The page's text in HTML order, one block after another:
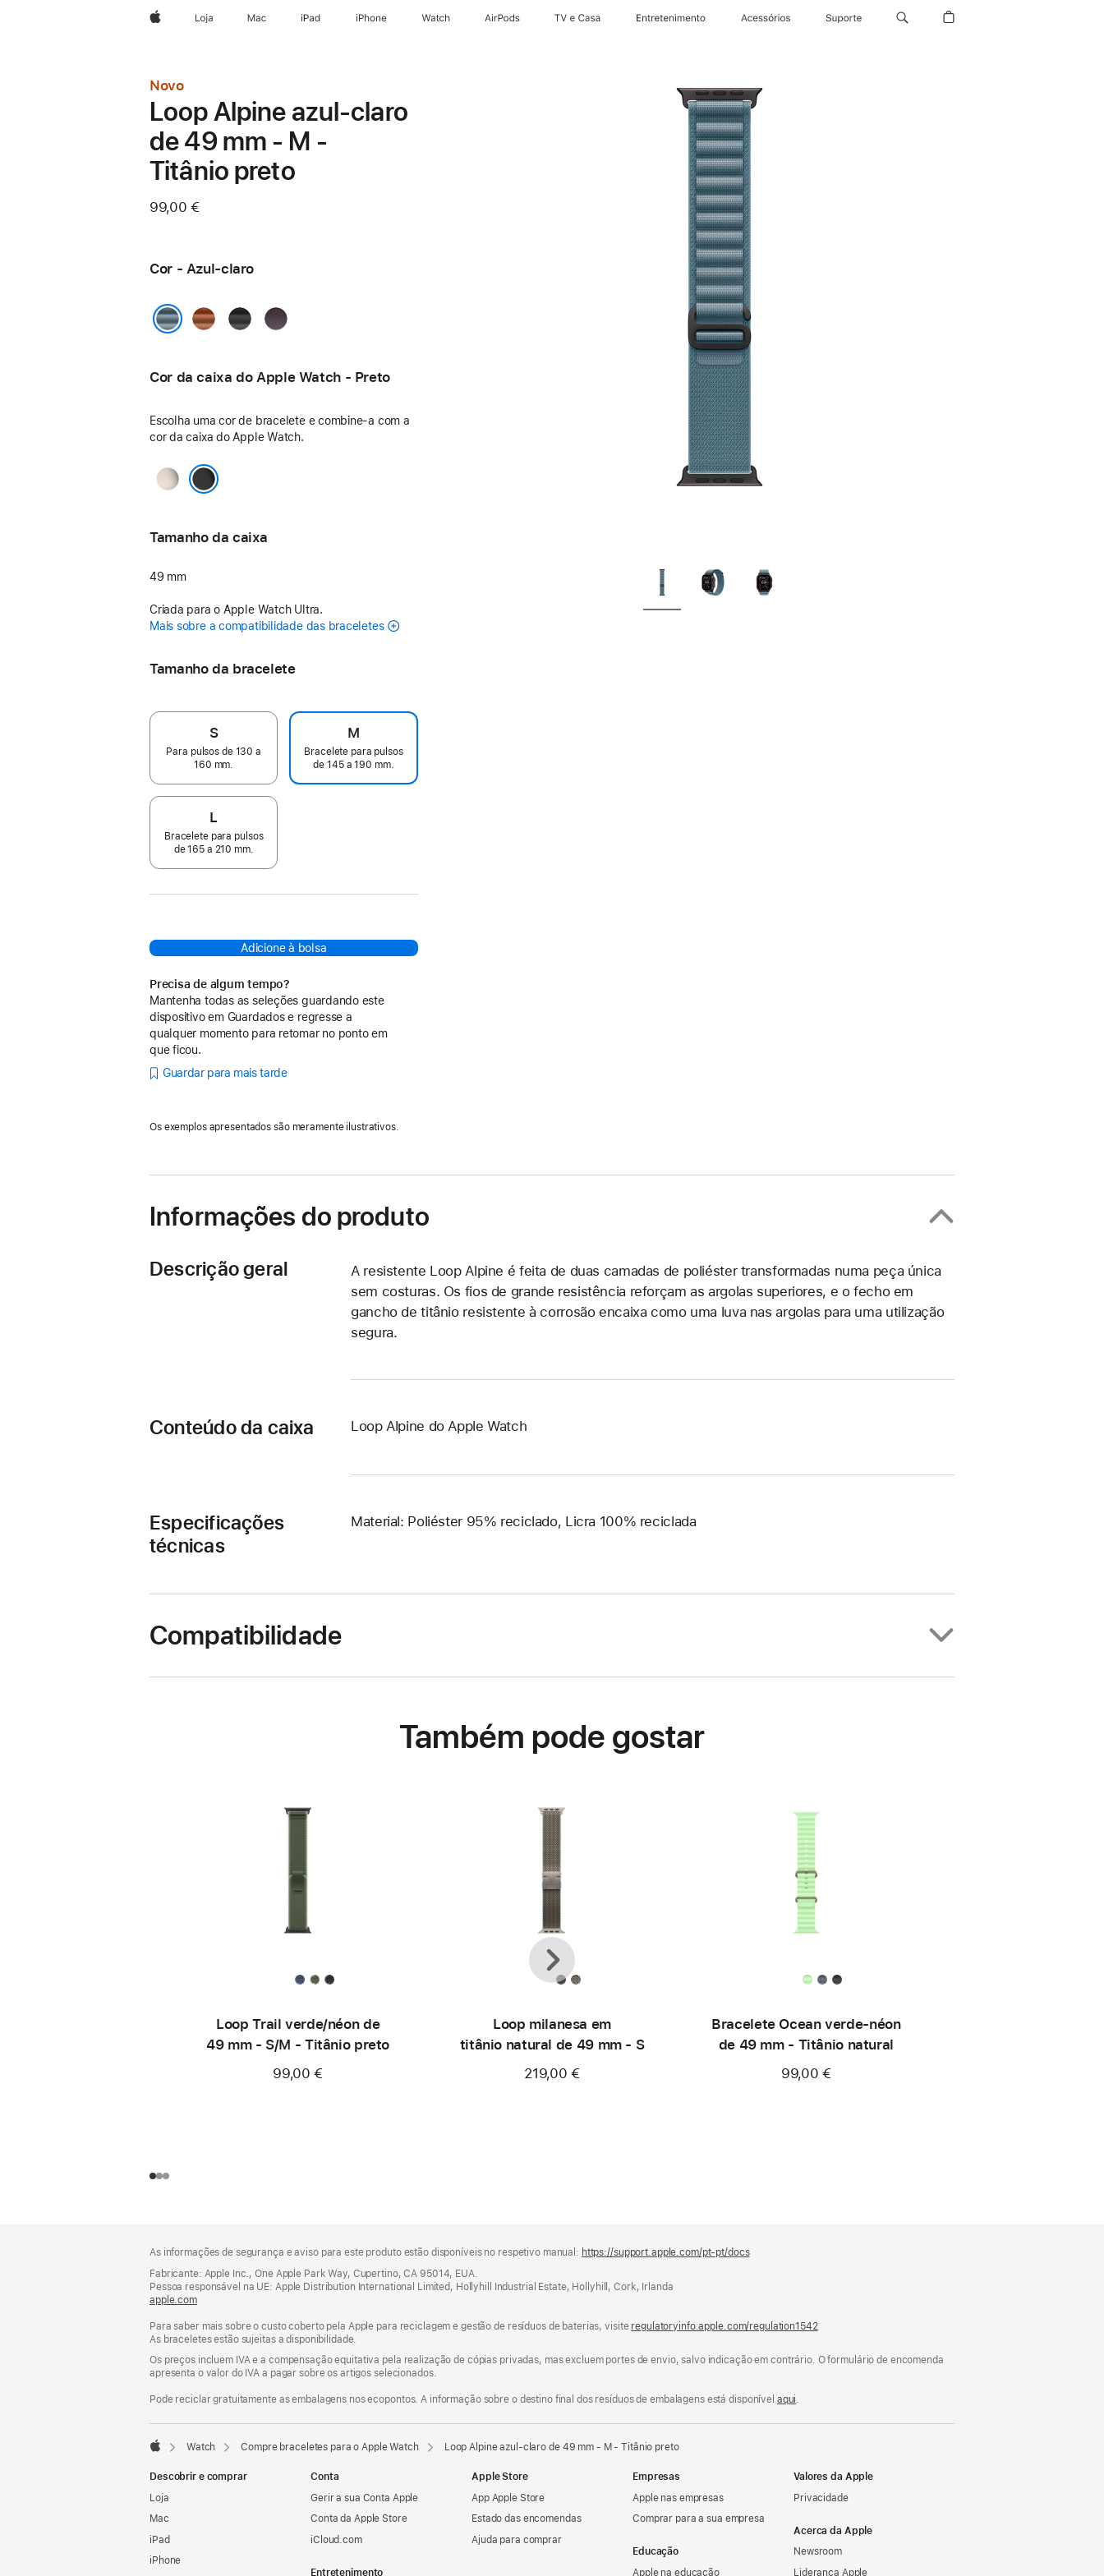
AppleLoja Mac iPad iPhone Watch AirPods TV e Casa Entretenimento Acessórios Suporte
Novo
Loop Alpine azul‑claro
de 49 mm - M -
Titânio preto
99,00 €
Cor - Azul-claro
Terracota
Preto Índigo
Cor da caixa do Apple Watch - Preto
Escolha uma cor de bracelete e combine-a com a
cor da caixa do Apple Watch.
Natural
Tamanho da caixa
49 mm
Criada para o Apple Watch Ultra.
Mais sobre a compatibilidade das braceletes
Tamanho da bracelete
S
Para pulsos de 130 a
160 mm.
M
Bracelete para pulsos
de 145 a 190 mm.
L
Bracelete para pulsos
de 165 a 210 mm.
Adicione à bolsa
Precisa de algum tempo?
Mantenha todas as seleções guardando este
dispositivo em Guardados e regresse a
qualquer momento para retomar no ponto em
que ficou.
Guardar para mais tarde
Os exemplos apresentados são meramente ilustrativos.
Informações do produto
Descrição geral
A resistente Loop Alpine é feita de duas camadas de poliéster transformadas numa peça única
sem costuras. Os fios de grande resistência reforçam as argolas superiores, e o fecho em
gancho de titânio resistente à corrosão encaixa como uma luva nas argolas para uma utilização
segura.
Conteúdo da caixa Loop Alpine do Apple Watch
Especificações
técnicas
Material: Poliéster 95% reciclado, Licra 100% reciclada
Compatibilidade
Também pode gostar
Loop Trail verde/néon de
49 mm - S/M - Titânio preto
99,00 €
Loop milanesa em
titânio natural de 49 mm - S
219,00 €
Bracelete Ocean verde‑néon
de 49 mm - Titânio natural
99,00 €
Anterior
Seguinte
de
rodapé
As informações de segurança e aviso para este produto estão disponíveis no respetivo manual: https://support.apple.com/pt-pt/docs(abre
Fabricante: Apple Inc., One Apple Park Way, Cupertino, CA 95014, EUA.
Pessoa responsável na UE: Apple Distribution International Limited, Hollyhill Industrial Estate, Hollyhill, Cork, Irlanda
apple.com(abre
nova
janela)
Para saber mais sobre o custo coberto pela Apple para reciclagem e gestão de resíduos de baterias, visite regulatoryinfo.apple.com/regulation1542(abre
nova
janela)
As braceletes estão sujeitas a disponibilidade.
Os preços incluem IVA e a compensação equitativa pela realização de cópias privadas, mas excluem portes de envio, salvo indicação em contrário. O formulário de encomenda
apresenta o valor do IVA a pagar sobre os artigos selecionados.
Pode reciclar gratuitamente as embalagens nos ecopontos. A informação sobre o destino final dos resíduos de embalagens está disponível aqui.
Watch Compre braceletes para o Apple Watch Loop Alpine azul‑claro de 49 mm - M - Titânio preto
Descobrir e comprar
Loja
Mac
iPad
iPhone
Conta
Gerir a sua Conta Apple
Conta da Apple Store
iCloud.com
Entretenimento
Apple Store
App Apple Store
Estado das encomendas
Ajuda para comprar
Empresas
Apple nas empresas
Comprar para a sua empresa
Educação
Apple na educação
Valores da Apple
Privacidade
Acerca da Apple
Newsroom
Liderança Apple